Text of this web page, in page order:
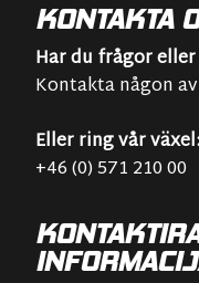
KONTAKTA
Har du frågor
Kontakta någon
Eller ring vår växel:
+46 (0) 571 210 00